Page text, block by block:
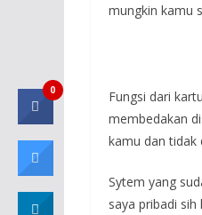
mungkin kamu
Fungsi dari
membedakan
kamu dan tidak
Sytem yang
saya pribadi
0